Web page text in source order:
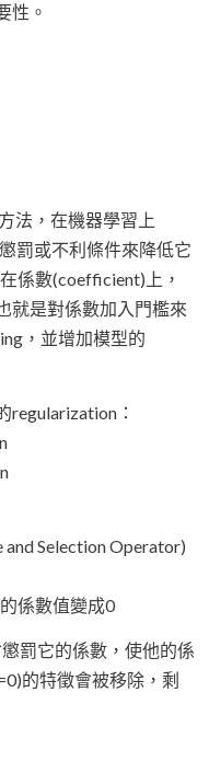
性。
法，在機器學習上
罰或不利條件來降低它
係數(coefficient)上，
就是對係數加入門檻來
，並增加模型的
regularization：
and Selection Operator)
係數值變成0
罰它的係數，使他的係
的特徵會被移除，剩